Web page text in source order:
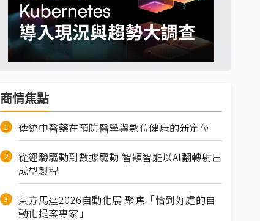
商情焦點
傳統中醫藥在預防醫學與數位健康的新定位
從經驗驅動到數據驅動 智穎智能以AI翻轉射出
成型製程
東方馬達2026自動化展 聚焦「恰到好處的自
動化提案專家」